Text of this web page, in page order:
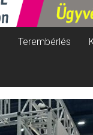
Terembérlés